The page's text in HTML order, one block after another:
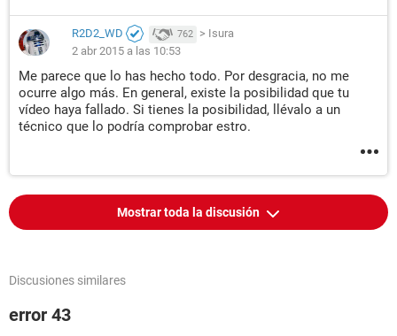
R2D2_WD 762 > Isura
2 abr 2015 a las 10:53
Me parece que lo has hecho todo. Por desgracia, no me
ocurre algo más. En general, existe la posibilidad que tu
vídeo haya fallado. Si tienes la posibilidad, llévalo a un
técnico que lo podría comprobar estro.
Mostrar toda la discusión
Discusiones similares
error 43